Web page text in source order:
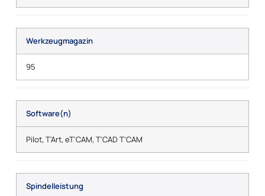
Werkzeugmagazin
95
Software(n)
Pilot, T'Art, eT'CAM, T'CAD T'CAM
Spindelleistung